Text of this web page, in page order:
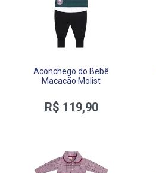
Aconchego do Bebê
Macacão Molist
R$ 119,90